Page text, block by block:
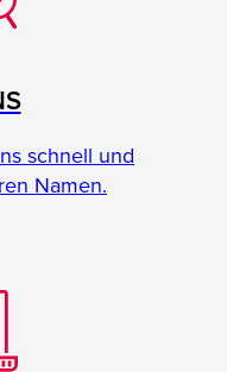
schnell und
Namen.